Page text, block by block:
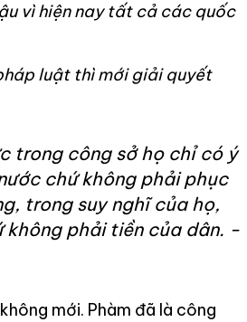
vì hiện nay tất cả các quốc
luật thì mới giải quyết
trong công sở họ chỉ có ý
chứ không phải phục
trong suy nghĩ của họ,
không phải tiền của dân. -
mới. Phàm đã là công